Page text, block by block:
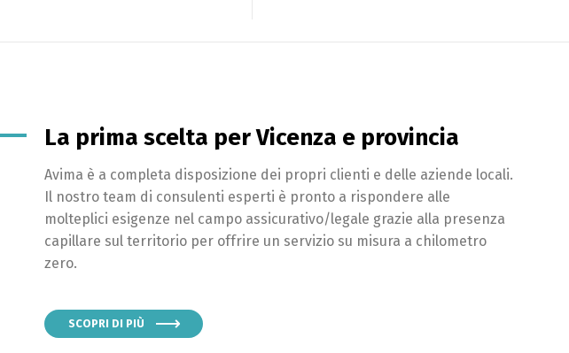
La prima scelta per Vicenza e provincia
Avima è a completa disposizione dei propri clienti e delle aziende locali.
Il nostro team di consulenti esperti è pronto a rispondere alle
molteplici esigenze nel campo assicurativo/legale grazie alla presenza
capillare sul territorio per offrire un servizio su misura a chilometro
zero.
SCOPRI DI PIÙ